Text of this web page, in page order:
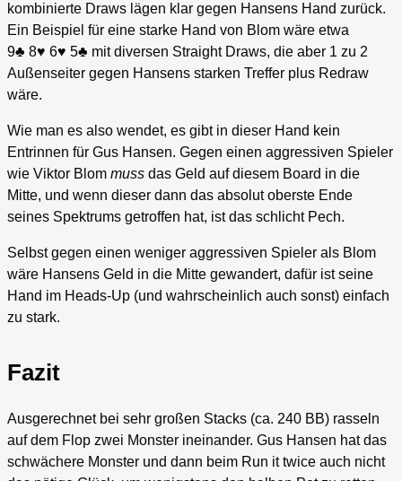
kombinierte Draws lägen klar gegen Hansens Hand zurück.
Ein Beispiel für eine starke Hand von Blom wäre etwa
9♣ 8♥ 6♥ 5♣ mit diversen Straight Draws, die aber 1 zu 2
Außenseiter gegen Hansens starken Treffer plus Redraw
wäre.
Wie man es also wendet, es gibt in dieser Hand kein
Entrinnen für Gus Hansen. Gegen einen aggressiven Spieler
wie Viktor Blom muss das Geld auf diesem Board in die
Mitte, und wenn dieser dann das absolut oberste Ende
seines Spektrums getroffen hat, ist das schlicht Pech.
Selbst gegen einen weniger aggressiven Spieler als Blom
wäre Hansens Geld in die Mitte gewandert, dafür ist seine
Hand im Heads-Up (und wahrscheinlich auch sonst) einfach
zu stark.
Fazit
Ausgerechnet bei sehr großen Stacks (ca. 240 BB) rasseln
auf dem Flop zwei Monster ineinander. Gus Hansen hat das
schwächere Monster und dann beim Run it twice auch nicht